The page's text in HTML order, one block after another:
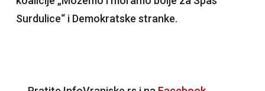
Surdulice“ i Demokratske stranke.